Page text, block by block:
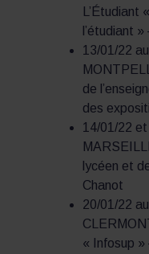
l’étudiant
13/01/22
de
des
14/01/22
lycéen et
Chanot
20/01/22
« Infosup »